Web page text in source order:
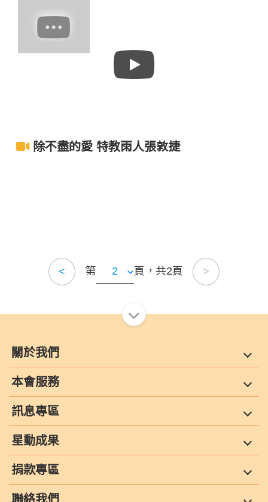
除不盡的愛 特教雨人張敦捷
< 第 頁，共2頁 >
關於我們
本會服務
訊息專區
星動成果
捐款專區
聯絡我們